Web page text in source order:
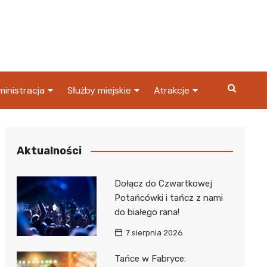
Skarbowy
Służby miejskie
Policja
Atrakcje
Aktualności
Dołącz do Czwartkowej
Potańcówki i tańcz z nami
do białego rana!
7 sierpnia 2026
Tańce w Fabryce: